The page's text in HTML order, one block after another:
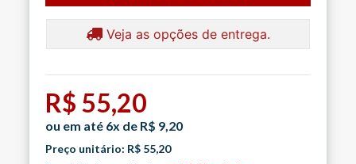
Veja as opções de entrega.
R$ 55,20
ou em até 6x de R$ 9,20
Preço unitário: R$ 55,20